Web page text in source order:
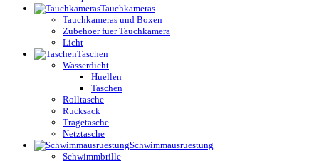
Tauchkameras
Tauchkameras und Boxen
Zubehoer fuer Tauchkamera
Licht
Taschen
Wasserdicht
Huellen
Taschen
Rolltasche
Rucksack
Tragetasche
Netztasche
Schwimmausruestung
Schwimmbrille